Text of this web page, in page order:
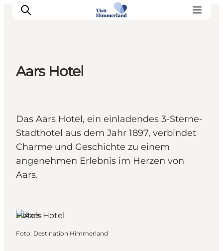
Städte und Orte
Das passiert
Reiseplanung
Praktische Informationen
Aars Hotel
Das Aars Hotel, ein einladendes 3-Sterne-
Stadthotel aus dem Jahr 1897, verbindet
Charme und Geschichte zu einem
angenehmen Erlebnis im Herzen von
Aars.
Hotels
Foto: Destination Himmerland